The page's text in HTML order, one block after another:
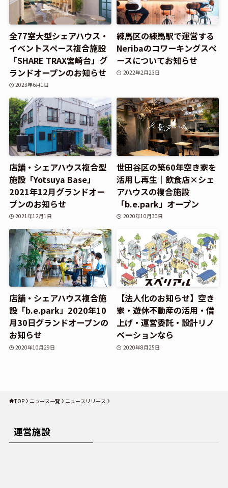
全77室大型シェアハウス・
イベントスペース複合施設
「SHARE TRAX宮崎台」グ
ランドオープンのお知らせ
2023年6月1日
練馬区の練馬駅で運営する
Neribaのコワーキングスペ
ースについてお知らせ
2022年2月23日
店舗・シェアハウス複合型
施設「Yotsuya Base」
2021年12月グランドオー
プンのお知らせ
2021年12月1日
世田谷区の築60年空き家を
活用し再生｜飲食店×シェ
アハウスの複合施設
「b.e.park」オープン
2020年10月30日
店舗・シェアハウス複合施
設「b.e.park」2020年10
月30日グランドオープンの
お知らせ
2020年10月29日
【法人化のお知らせ】空き
家・遊休不動産の活用・借
上げ・運営委託・設計リノ
ベーションなら
2020年8月25日
TOP ニュース一覧 ニュースリリース
運営施設